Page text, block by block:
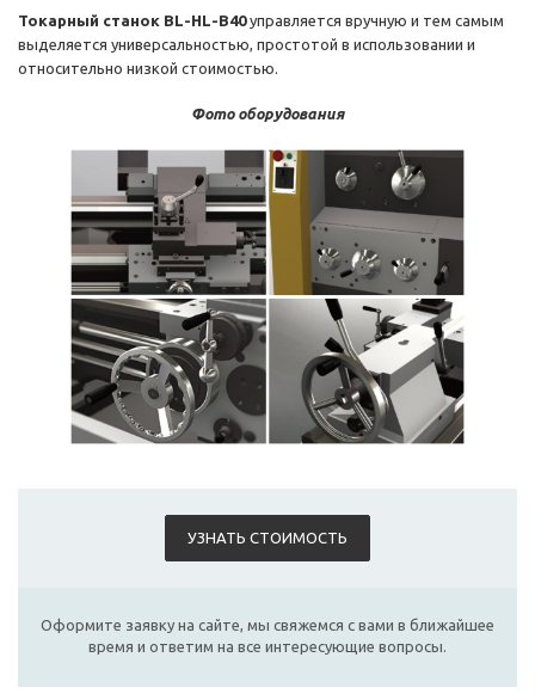
Токарный станок BL-HL-B40управляется вручную и тем самым
выделяется универсальностью, простотой в использовании и
относительно низкой стоимостью.
Фото оборудования
УЗНАТЬ СТОИМОСТЬ
Оформите заявку на сайте, мы свяжемся с вами в ближайшее
время и ответим на все интересующие вопросы.